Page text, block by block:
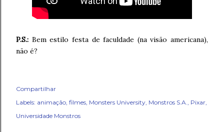
P.S.: Bem estilo festa de faculdade (na visão americana),
não é?
Compartilhar
Labels: animação filmes Monsters University Monstros S.A.
Pixar
Universidade Monstros